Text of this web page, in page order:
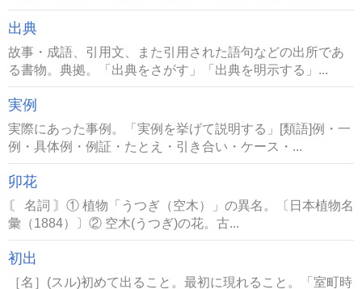
出典
故事・成語、引用文、また引用された語句などの出所であ
る書物。典拠。「出典をさがす」「出典を明示する」...
実例
実際にあった事例。「実例を挙げて説明する」[類語]例・一
例・具体例・例証・たとえ・引き合い・ケース・...
卯花
〘 名詞 〙① 植物「うつぎ（空木）」の異名。〔日本植物名
彙（1884）〕② 空木(うつぎ)の花。古...
初出
［名］(スル)初めて出ること。最初に現れること。「室町時